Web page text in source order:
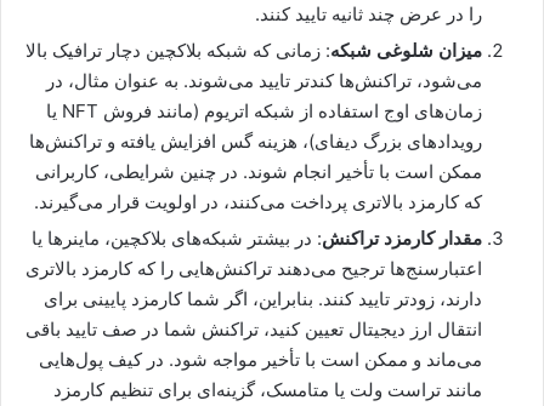
را در عرض چند ثانیه تایید کنند.
میزان شلوغی شبکه: زمانی که شبکه بلاکچین دچار ترافیک بالا
می‌شود، تراکنش‌ها کندتر تایید می‌شوند. به عنوان مثال، در
زمان‌های اوج استفاده از شبکه اتریوم (مانند فروش NFT یا
رویدادهای بزرگ دیفای)، هزینه گس افزایش یافته و تراکنش‌ها
ممکن است با تأخیر انجام شوند. در چنین شرایطی، کاربرانی
که کارمزد بالاتری پرداخت می‌کنند، در اولویت قرار می‌گیرند.
مقدار کارمزد تراکنش: در بیشتر شبکه‌های بلاکچین، ماینرها یا
اعتبارسنج‌ها ترجیح می‌دهند تراکنش‌هایی را که کارمزد بالاتری
دارند، زودتر تایید کنند. بنابراین، اگر شما کارمزد پایینی برای
انتقال ارز دیجیتال تعیین کنید، تراکنش شما در صف تایید باقی
می‌ماند و ممکن است با تأخیر مواجه شود. در کیف پول‌هایی
مانند تراست ولت یا متامسک، گزینه‌ای برای تنظیم کارمزد